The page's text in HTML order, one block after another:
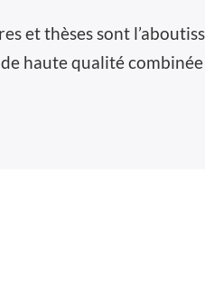
et thèses sont
haute qualité